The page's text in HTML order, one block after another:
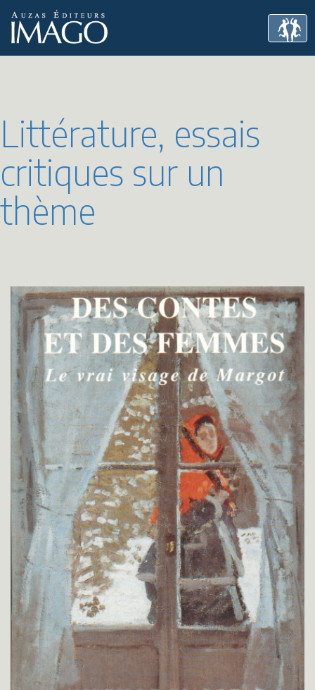
Littérature, essais
critiques sur un
thème